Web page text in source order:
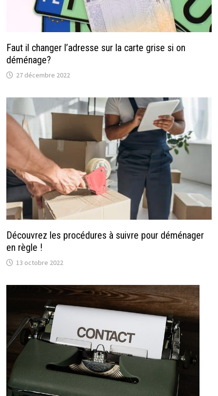
Faut il changer l’adresse sur la carte grise si on
déménage?
27 décembre 2022
Découvrez les procédures à suivre pour déménager
en règle !
13 octobre 2022